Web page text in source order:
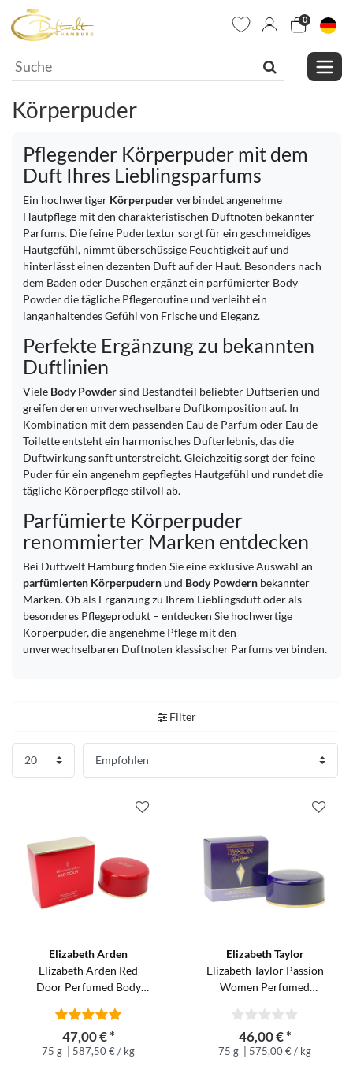
0
Körperpuder
Pflegender Körperpuder mit dem
Duft Ihres Lieblingsparfums
Ein hochwertiger Körperpuderverbindet angenehme
Hautpflege mit den charakteristischen Duftnoten bekannter
Parfums. Die feine Pudertextur sorgt für ein geschmeidiges
Hautgefühl, nimmt überschüssige Feuchtigkeit auf und
hinterlässt einen dezenten Duft auf der Haut. Besonders nach
dem Baden oder Duschen ergänzt ein parfümierter Body
Powder die tägliche Pflegeroutine und verleiht ein
langanhaltendes Gefühl von Frische und Eleganz.
Perfekte Ergänzung zu bekannten
Duftlinien
Viele Body Powdersind Bestandteil beliebter Duftserien und
greifen deren unverwechselbare Duftkomposition auf. In
Kombination mit dem passenden Eau de Parfum oder Eau de
Toilette entsteht ein harmonisches Dufterlebnis, das die
Duftwirkung sanft unterstreicht. Gleichzeitig sorgt der feine
Puder für ein angenehm gepflegtes Hautgefühl und rundet die
tägliche Körperpflege stilvoll ab.
Parfümierte Körperpuder
renommierter Marken entdecken
Bei Duftwelt Hamburg finden Sie eine exklusive Auswahl an
parfümierten Körperpudernund Body Powdern bekannter
Marken. Ob als Ergänzung zu Ihrem Lieblingsduft oder als
besonderes Pflegeprodukt – entdecken Sie hochwertige
Körperpuder, die angenehme Pflege mit den
unverwechselbaren Duftnoten klassischer Parfums verbinden.
Filter
Elizabeth Arden
Elizabeth Arden Red
Door Perfumed Body
47,00 € *
75 g | 587,50 € / kg
Elizabeth Taylor
Elizabeth Taylor Passion
Women Perfumed
75 g
46,00 € *
75 g | 575,00 € / kg